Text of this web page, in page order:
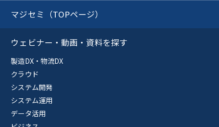
マジセミ（TOPページ）
ウェビナー・動画・資料を探す
製造DX・物流DX
クラウド
システム開発
システム運用
データ活用